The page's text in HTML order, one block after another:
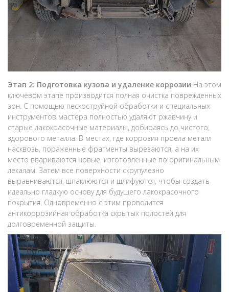
Этап 2: Подготовка кузова и удаление коррозии На этом
ключевом этапе производится полная очистка поврежденных
зон. С помощью пескоструйной обработки и специальных
инструментов мастера полностью удаляют ржавчину и
старые лакокрасочные материалы, добираясь до чистого,
здорового металла. В местах, где коррозия проела металл
насквозь, пораженные фрагменты вырезаются, а на их
место ввариваются новые, изготовленные по оригинальным
лекалам. Затем все поверхности скрупулезно
выравниваются, шпаклюются и шлифуются, чтобы создать
идеально гладкую основу для будущего лакокрасочного
покрытия. Одновременно с этим проводится
антикоррозийная обработка скрытых полостей для
долговременной защиты.